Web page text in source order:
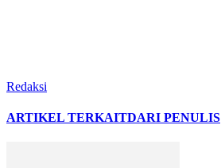
Redaksi
ARTIKEL TERKAITDARI PENULIS